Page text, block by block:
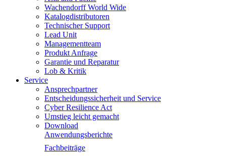
Wachendorff World Wide
Katalogdistributoren
Technischer Support
Lead Unit
Managementteam
Produkt Anfrage
Garantie und Reparatur
Lob & Kritik
Service
Ansprechpartner
Entscheidungssicherheit und Service
Cyber Resilience Act
Umstieg leicht gemacht
Download
Anwendungsberichte
Fachbeiträge